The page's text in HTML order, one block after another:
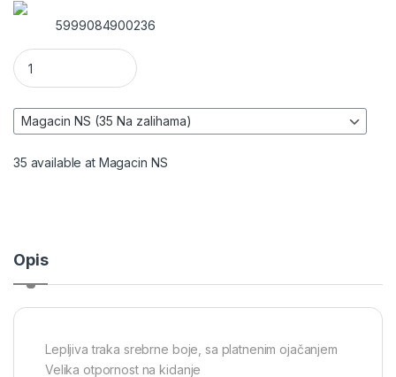
5999084900236
Izolir traka 10m količina
35 available at Magacin NS
Opis
Lepljiva traka srebrne boje, sa platnenim ojačanjem
Velika otpornost na kidanje